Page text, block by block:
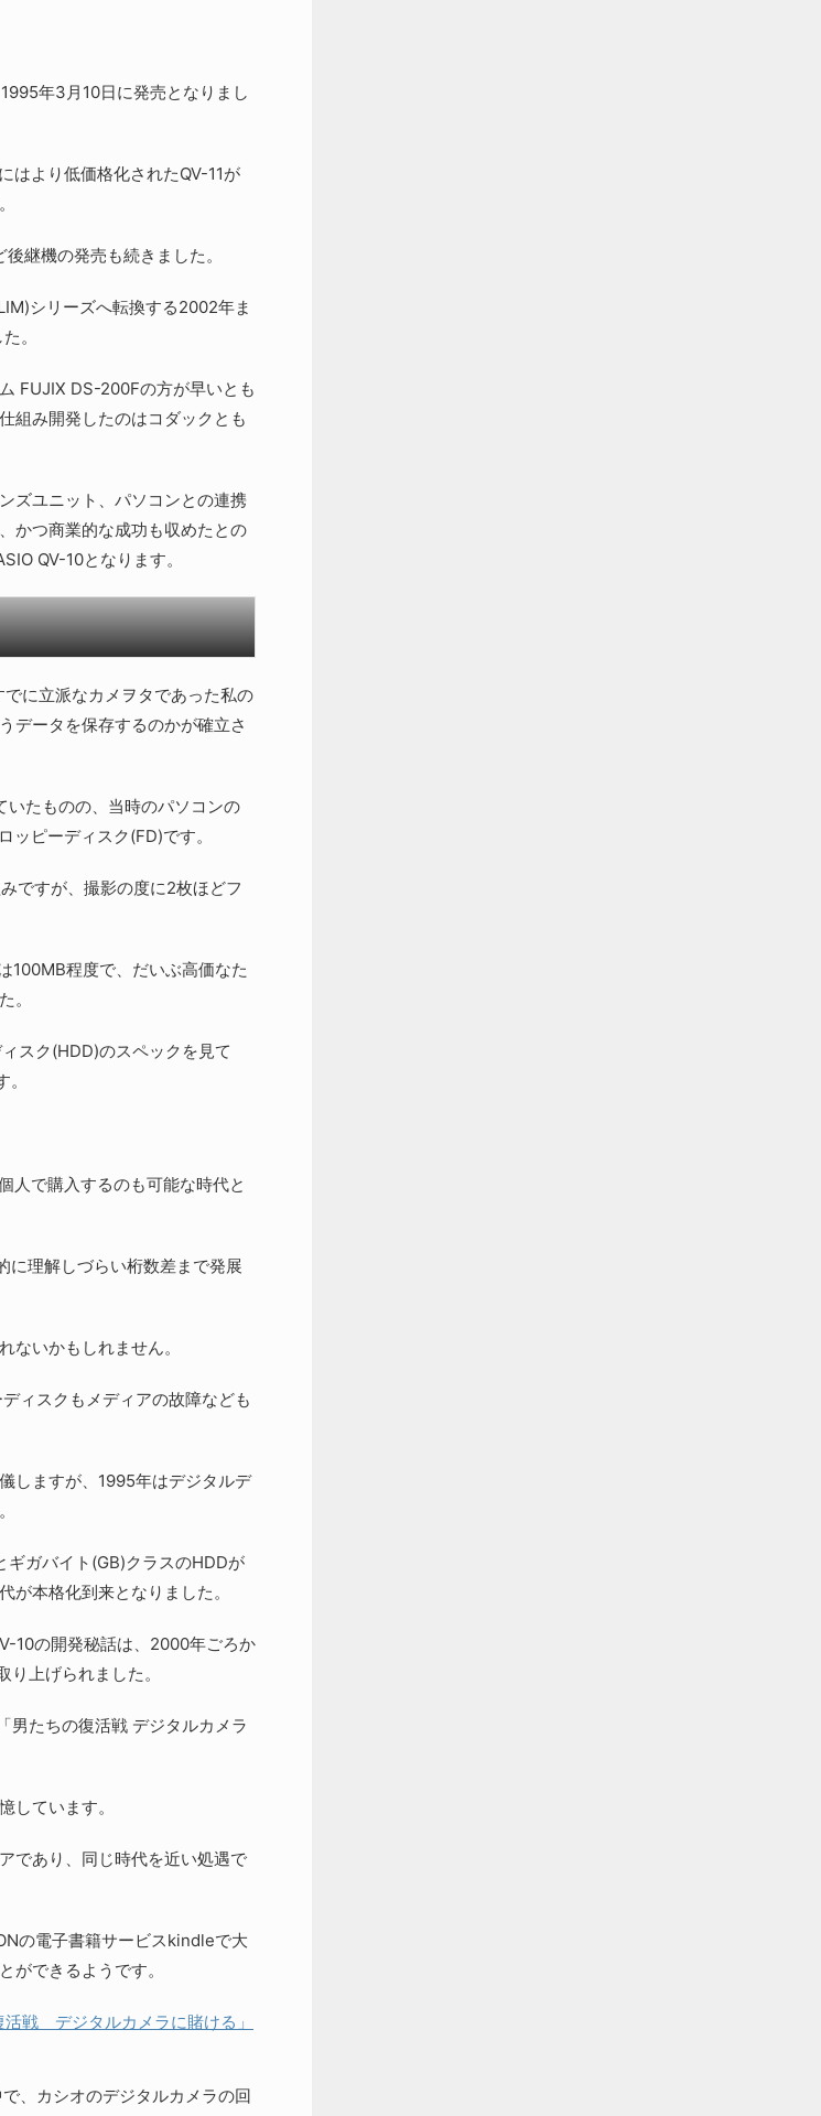
年3月10日に発売となりまし
はより低価格化されたQV-11が
継機の発売も続きました。
シリーズへ転換する2002年ま
。
FUJIX DS-200Fの方が早いとも
組み開発したのはコダックとも
ズユニット、パソコンとの連携
かつ商業的な成功も収めたとの
QV-10となります。
に立派なカメヲタであった私の
データを保存するのかが確立さ
たものの、当時のパソコンの
ッピーディスク(FD)です。
ですが、撮影の度に2枚ほどフ
100MB程度で、だいぶ高価なた
。
スク(HDD)のスペックを見て
人で購入するのも可能な時代と
に理解しづらい桁数差まで発展
ないかもしれません。
ィスクもメディアの故障なども
しますが、1995年はデジタルデ
ガバイト(GB)クラスのHDDが
本格化到来となりました。
10の開発秘話は、2000年ごろか
上げられました。
たちの復活戦 デジタルカメラ
しています。
であり、同じ時代を近い処遇で
の電子書籍サービスkindleで大
ができるようです。
戦 デジタルカメラに賭ける」
、カシオのデジタルカメラの回